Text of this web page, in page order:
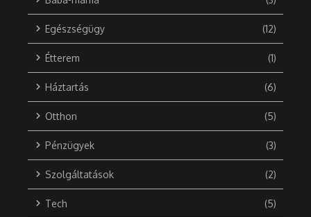
Egészségügy (12)
Étterem (1)
Háztartás (6)
Otthon (5)
Pénzügyek (3)
Szolgáltatások (2)
Tech (5)